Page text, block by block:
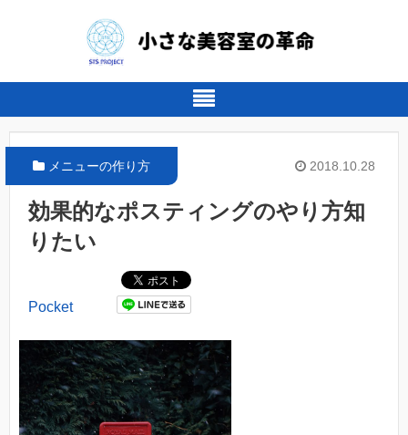
2018.10.28
メニューの作り方
効果的なポスティングのやり方知
りたい
Pocket